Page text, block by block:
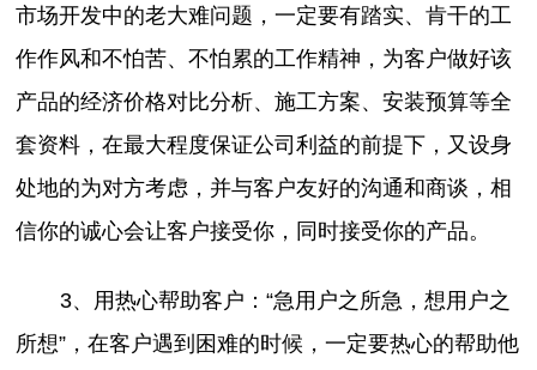
市场开发中的老大难问题，一定要有踏实、肯干的工
作作风和不怕苦、不怕累的工作精神，为客户做好该
产品的经济价格对比分析、施工方案、安装预算等全
套资料，在最大程度保证公司利益的前提下，又设身
处地的为对方考虑，并与客户友好的沟通和商谈，相
信你的诚心会让客户接受你，同时接受你的产品。
3、用热心帮助客户：“急用户之所急，想用户之
所想”，在客户遇到困难的时候，一定要热心的帮助他